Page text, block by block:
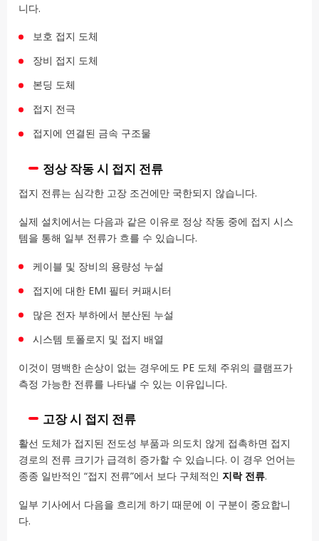
니다.
보호 접지 도체
장비 접지 도체
본딩 도체
접지 전극
접지에 연결된 금속 구조물
정상 작동 시 접지 전류
접지 전류는 심각한 고장 조건에만 국한되지 않습니다.
실제 설치에서는 다음과 같은 이유로 정상 작동 중에 접지 시스
템을 통해 일부 전류가 흐를 수 있습니다.
케이블 및 장비의 용량성 누설
접지에 대한 EMI 필터 커패시터
많은 전자 부하에서 분산된 누설
시스템 토폴로지 및 접지 배열
이것이 명백한 손상이 없는 경우에도 PE 도체 주위의 클램프가
측정 가능한 전류를 나타낼 수 있는 이유입니다.
고장 시 접지 전류
활선 도체가 접지된 전도성 부품과 의도치 않게 접촉하면 접지
경로의 전류 크기가 급격히 증가할 수 있습니다. 이 경우 언어는
종종 일반적인 “접지 전류”에서 보다 구체적인 지락 전류.
일부 기사에서 다음을 흐리게 하기 때문에 이 구분이 중요합니
다.